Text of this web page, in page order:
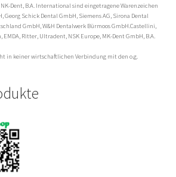
Dent, B.A. International sind eingetragene Warenzeichen
Georg Schick Dental GmbH, Siemens AG, Sirona Dental
GmbH, W&H Dentalwerk Bürmoos GmbH.Castellini,
EMDA, Ritter, Ultradent, NSK Europe, MK-Dent GmbH, B.A.
in keiner wirtschaftlichen Verbindung mit den o.g.